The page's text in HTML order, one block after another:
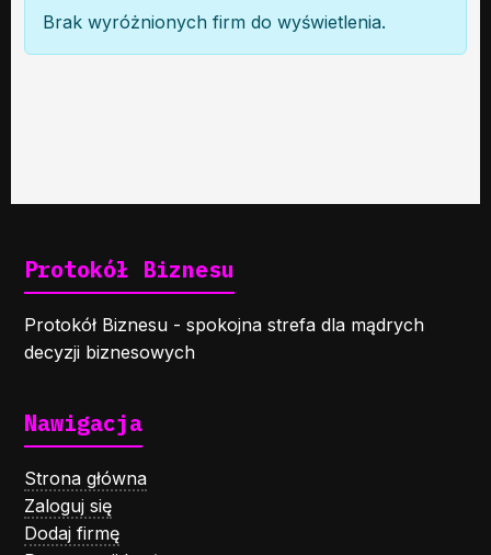
Brak wyróżnionych firm do wyświetlenia.
Protokół Biznesu
Protokół Biznesu - spokojna strefa dla mądrych
decyzji biznesowych
Nawigacja
Strona główna
Zaloguj się
Dodaj firmę